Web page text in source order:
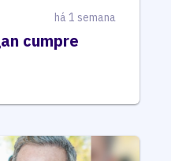
há 1 semana
cumpre